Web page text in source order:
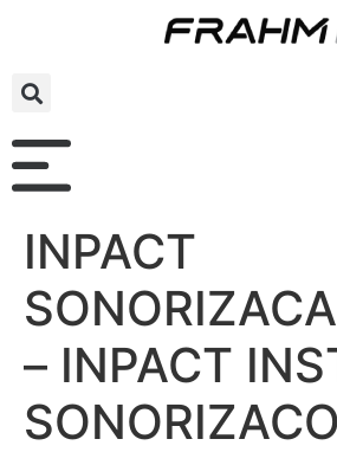
INPACT
– INPACT
SONORIZACO